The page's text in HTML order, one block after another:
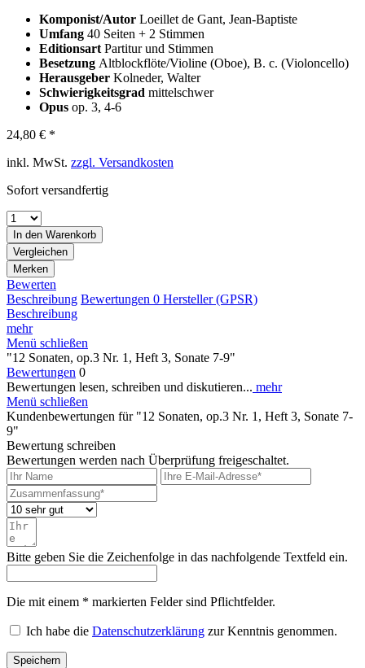
Komponist/Autor Loeillet de Gant, Jean-Baptiste
Umfang 40 Seiten + 2 Stimmen
EditionsartPartitur und Stimmen
Besetzung Altblockflöte/Violine (Oboe), B. c. (Violoncello)
Herausgeber Kolneder, Walter
Schwierigkeitsgrad mittelschwer
Opus op. 3, 4-6
24,80 € *
inkl. MwSt. zzgl. Versandkosten
Sofort versandfertig
In den Warenkorb
Vergleichen
Merken
Bewerten
Beschreibung Bewertungen 0 Hersteller (GPSR)
Beschreibung
mehr
Menü schließen
"12 Sonaten, op.3 Nr. 1, Heft 3, Sonate 7-9"
Bewertungen 0
Bewertungen lesen, schreiben und diskutieren... mehr
Menü schließen
Kundenbewertungen für "12 Sonaten, op.3 Nr. 1, Heft 3, Sonate 7-
9"
Bewertung schreiben
Bewertungen werden nach Überprüfung freigeschaltet.
Bitte geben Sie die Zeichenfolge in das nachfolgende Textfeld ein.
Die mit einem * markierten Felder sind Pflichtfelder.
Ich habe die Datenschutzerklärung zur Kenntnis genommen.
Speichern